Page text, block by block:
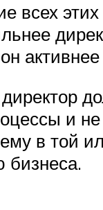
всех
активнее
и
в той
бизнеса.